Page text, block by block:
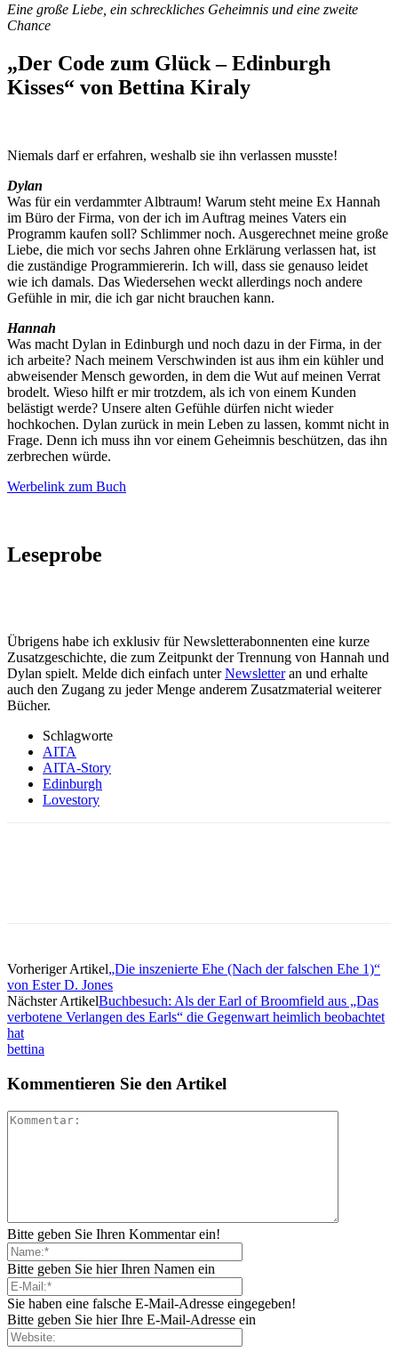
Eine große Liebe, ein schreckliches Geheimnis und eine zweite
Chance
„Der Code zum Glück – Edinburgh
Kisses“ von Bettina Kiraly
Niemals darf er erfahren, weshalb sie ihn verlassen musste!
Dylan
Was für ein verdammter Albtraum! Warum steht meine Ex Hannah
im Büro der Firma, von der ich im Auftrag meines Vaters ein
Programm kaufen soll? Schlimmer noch. Ausgerechnet meine große
Liebe, die mich vor sechs Jahren ohne Erklärung verlassen hat, ist
die zuständige Programmiererin. Ich will, dass sie genauso leidet
wie ich damals. Das Wiedersehen weckt allerdings noch andere
Gefühle in mir, die ich gar nicht brauchen kann.
Hannah
Was macht Dylan in Edinburgh und noch dazu in der Firma, in der
ich arbeite? Nach meinem Verschwinden ist aus ihm ein kühler und
abweisender Mensch geworden, in dem die Wut auf meinen Verrat
brodelt. Wieso hilft er mir trotzdem, als ich von einem Kunden
belästigt werde? Unsere alten Gefühle dürfen nicht wieder
hochkochen. Dylan zurück in mein Leben zu lassen, kommt nicht in
Frage. Denn ich muss ihn vor einem Geheimnis beschützen, das ihn
zerbrechen würde.
Werbelink zum Buch
Leseprobe
Übrigens habe ich exklusiv für Newsletterabonnenten eine kurze
Zusatzgeschichte, die zum Zeitpunkt der Trennung von Hannah und
Dylan spielt. Melde dich einfach unterNewsletteran und erhalte
auch den Zugang zu jeder Menge anderem Zusatzmaterial weiterer
Bücher.
Schlagworte
AITA
AITA-Story
Edinburgh
Lovestory
Vorheriger Artikel„Die inszenierte Ehe (Nach der falschen Ehe 1)“
von Ester D. Jones
Nächster ArtikelBuchbesuch: Als der Earl of Broomfield aus „Das
verbotene Verlangen des Earls“ die Gegenwart heimlich beobachtet
hat
bettina
Kommentieren Sie den Artikel
Bitte geben Sie Ihren Kommentar ein!
Bitte geben Sie hier Ihren Namen ein
Sie haben eine falsche E-Mail-Adresse eingegeben!
Bitte geben Sie hier Ihre E-Mail-Adresse ein